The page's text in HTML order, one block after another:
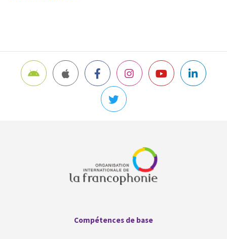
Passer Compétences de baseCompétences de base